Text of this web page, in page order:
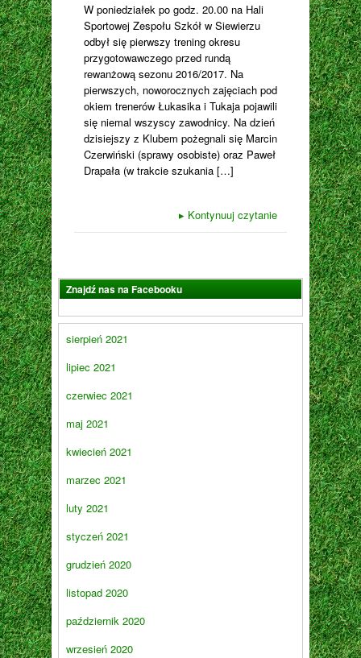
W poniedziałek po godz. 20.00 na Hali
Sportowej Zespołu Szkół w Siewierzu
odbył się pierwszy trening okresu
przygotowawczego przed rundą
rewanżową sezonu 2016/2017. Na
pierwszych, noworocznych zajęciach pod
okiem trenerów Łukasika i Tukaja pojawili
się niemal wszyscy zawodnicy. Na dzień
dzisiejszy z Klubem pożegnali się Marcin
Czerwiński (sprawy osobiste) oraz Paweł
Drapała (w trakcie szukania […]
▸ Kontynuuj czytanie
Znajdź nas na Facebooku
sierpień 2021
lipiec 2021
czerwiec 2021
maj 2021
kwiecień 2021
marzec 2021
luty 2021
styczeń 2021
grudzień 2020
listopad 2020
październik 2020
wrzesień 2020